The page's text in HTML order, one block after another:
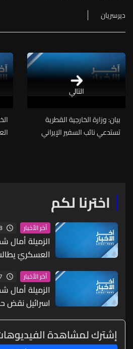
ديرسريان
التالي
بيان: وزارة الخارجية القطرية
تستدعي نائب السفير الإيراني
اخترنا لكم
آخر الأخبار
الزميلة
العسكريّ
السياسيّ
وتوسيعها
الاهداف
آخر الأخبار
الزميلة أمال
اسرائيل نقض
النار أعلن
إذا كانت
إشترك لمشاهدة الفيديوهات